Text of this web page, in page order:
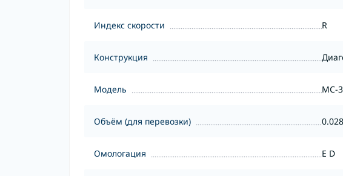
Индекс скорости R
Конструкция
Модель MC-
Объём (для перевозки)
Омологация E D